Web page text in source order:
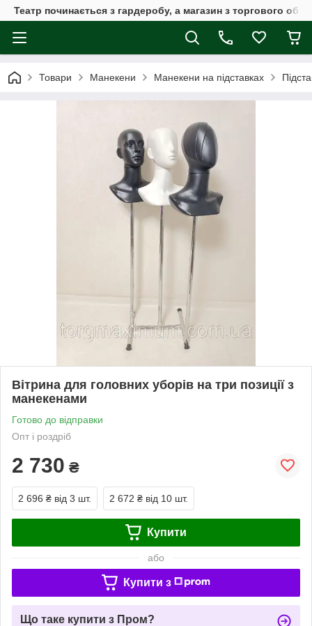
Театр починається з гардеробу, а магазин з торгового
Товари Манекени Манекени на підставках
Вітрина для головних уборів на три позиції з
манекенами
Готово до відправки
Опт і роздріб
2 730 ₴
2 696 ₴ від 3 шт. 2 672 ₴ від 10 шт.
Купити
або
Купити з
Що таке купити з Пром?